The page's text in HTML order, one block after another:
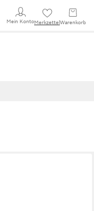
Mein KontoMerkzettel Warenkorb